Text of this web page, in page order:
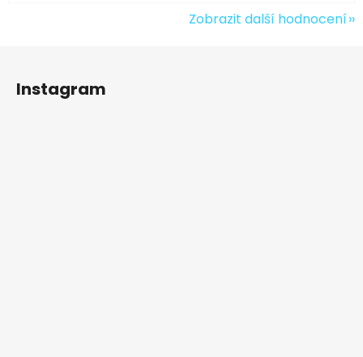
Zobrazit další hodnocení
Instagram